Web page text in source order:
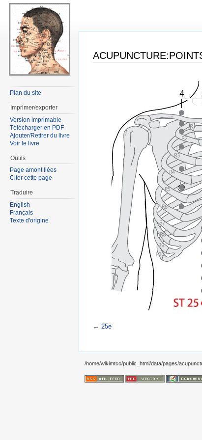
← 25e
Plan du site
Imprimer/exporter
Version imprimable
Télécharger en PDF
Ajouter/Retirer du livre
Voir le livre
Outils
Page amont liées
Citer cette page
Traduire
English
Français
Texte d'origine
/home/wikimtco/public_html/data/pages/